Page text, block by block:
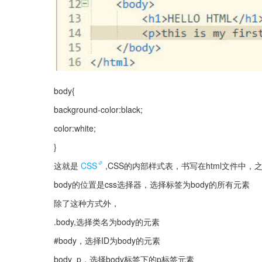
body{
background-color:black;
color:white;
}
这就是 CSS
,CSS的内部样式表，书写在html文件中，
body的位置是css选择器，选择标签为body的所有元素
除了这种方式外，
.body,选择类名为body的元素
#body，选择ID为body的元素
body  p，选择body标签下的p标签元素